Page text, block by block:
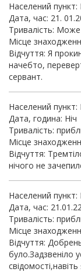
Населений пункт:
Дата, час: 21.
Тривалість:
Місце
Відчуття: Я
начебто,
сервант.
Населений пункт:
Дата, година: Ніч
Тривалість:
Місце
Відчуття:
нічого не
Населений пункт:
Дата, час:
Тривалість:
Місце
Відчуття:
було.Задзвеніло